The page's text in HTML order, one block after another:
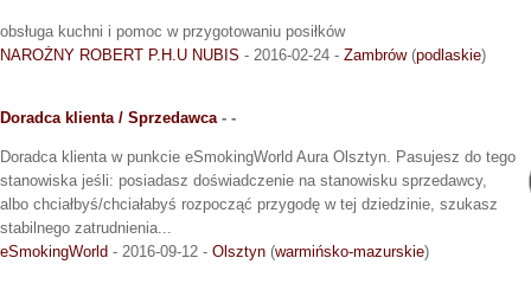
obsługa kuchni i pomoc w przygotowaniu posiłków
NAROŻNY ROBERT P.H.U NUBIS - 2016-02-24 - Zambrów(podlaskie)
Doradca klienta / Sprzedawca - -
Doradca klienta w punkcie eSmokingWorld Aura Olsztyn. Pasujesz do tego
stanowiska jeśli: posiadasz doświadczenie na stanowisku sprzedawcy,
albo chciałbyś/chciałabyś rozpocząć przygodę w tej dziedzinie, szukasz
stabilnego zatrudnienia...
eSmokingWorld - 2016-09-12 - Olsztyn (warmińsko-mazurskie)